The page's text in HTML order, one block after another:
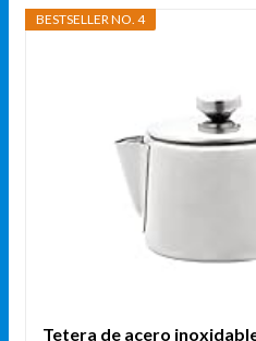
BESTSELLER NO. 4
Tetera de acero